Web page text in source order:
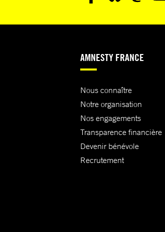
AMNESTY FRANCE
Nous connaître
Notre organisation
Nos engagements
Transparence financière
Devenir bénévole
Recrutement